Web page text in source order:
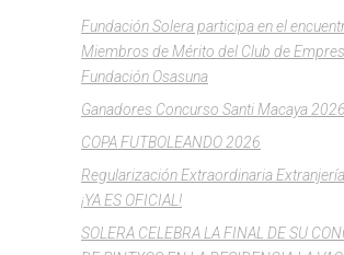
Fundación Solera participa en el
Miembros de Mérito del Club de
Fundación Osasuna
Ganadores Concurso Santi Macaya 2026
COPA FUTBOLEANDO 2026
Regularización Extraordinaria
¡YA ES OFICIAL!
SOLERA CELEBRA LA FINAL DE SU